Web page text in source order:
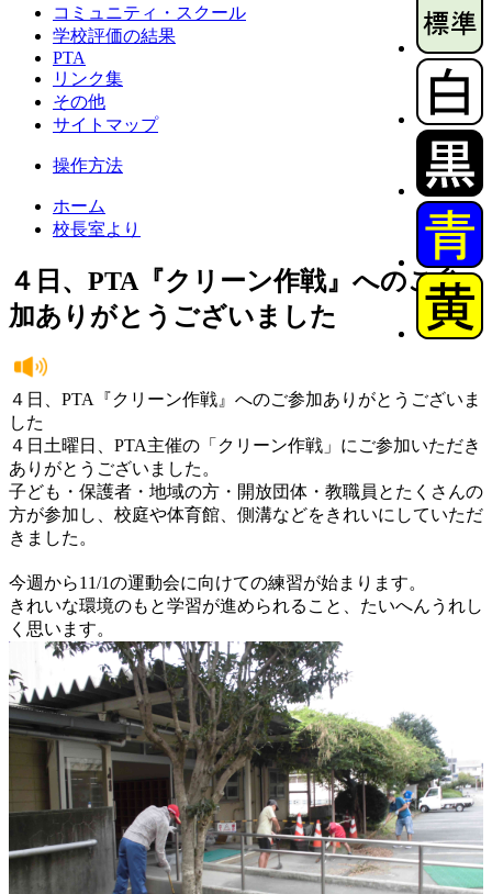
コミュニティ・スクール
学校評価の結果
PTA
リンク集
その他
サイトマップ
操作方法
ホーム
校長室より
４日、PTA『クリーン作戦』へのご参
加ありがとうございました
４日、PTA『クリーン作戦』へのご参加ありがとうございま
した
４日土曜日、PTA主催の「クリーン作戦」にご参加いただき
ありがとうございました。
子ども・保護者・地域の方・開放団体・教職員とたくさんの
方が参加し、校庭や体育館、側溝などをきれいにしていただ
きました。
今週から11/1の運動会に向けての練習が始まります。
きれいな環境のもと学習が進められること、たいへんうれし
く思います。